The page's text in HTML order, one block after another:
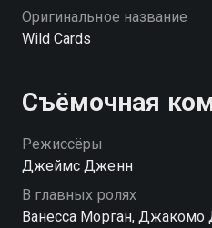
Оригинальное название
Wild Cards
Съёмочная
Режиссёры
Джеймс Дженн
В главных ролях
Ванесса Морган, Джакомо